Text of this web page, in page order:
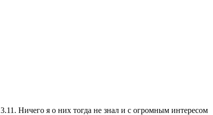
Ничего я о них тогда не знал и с огромным интересом